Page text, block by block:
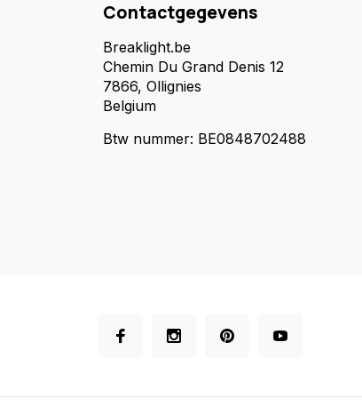
Contactgegevens
Breaklight.be
Chemin Du Grand Denis 12
7866, Ollignies
Belgium
Btw nummer: BE0848702488